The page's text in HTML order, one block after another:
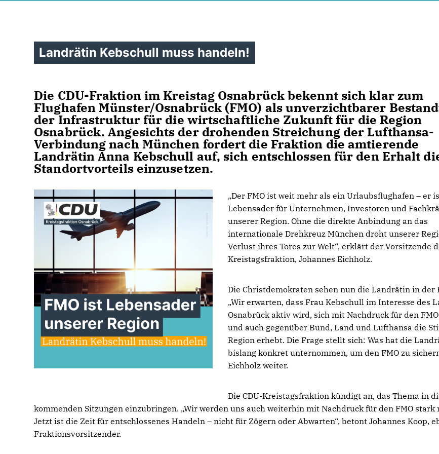
Landrätin Kebschull muss handeln!
Die CDU-Fraktion im Kreistag Osnabrück bekennt sich klar zum
Flughafen Münster/Osnabrück (FMO) als unverzichtbarer
der Infrastruktur für die wirtschaftliche Zukunft für die Region
Osnabrück. Angesichts der drohenden Streichung der Lufthansa-
Verbindung nach München fordert die Fraktion die amtierende
Landrätin Anna Kebschull auf, sich entschlossen für den Erhalt
Standortvorteils einzusetzen.
Der FMO ist weit mehr als ein Urlaubsflughafen – er
Lebensader für Unternehmen, Investoren und
unserer Region. Ohne die direkte Anbindung an das
internationale Drehkreuz München droht unserer
Verlust ihres Tores zur Welt“, erklärt der Vorsitzende
Kreistagsfraktion, Johannes Eichholz.
Die Christdemokraten sehen nun die Landrätin in der
Wir erwarten, dass Frau Kebschull im Interesse des
Osnabrück aktiv wird, sich mit Nachdruck für den
und auch gegenüber Bund, Land und Lufthansa die
Region erhebt. Die Frage stellt sich: Was hat die
bislang konkret unternommen, um den FMO zu
Eichholz weiter.
Die CDU-Kreistagsfraktion kündigt an, das Thema in
kommenden Sitzungen einzubringen. „Wir werden uns auch weiterhin mit Nachdruck für den FMO stark
Jetzt ist die Zeit für entschlossenes Handeln – nicht für Zögern oder Abwarten“, betont Johannes Koop,
Fraktionsvorsitzender.